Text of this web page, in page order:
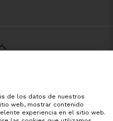
son de simple
los productos que
que brindamos. Nuestra
de los datos de nuestros
web, mostrar contenido
experiencia en el sitio web.